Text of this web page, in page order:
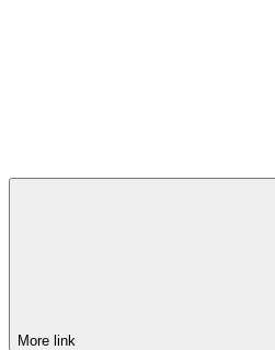
More link